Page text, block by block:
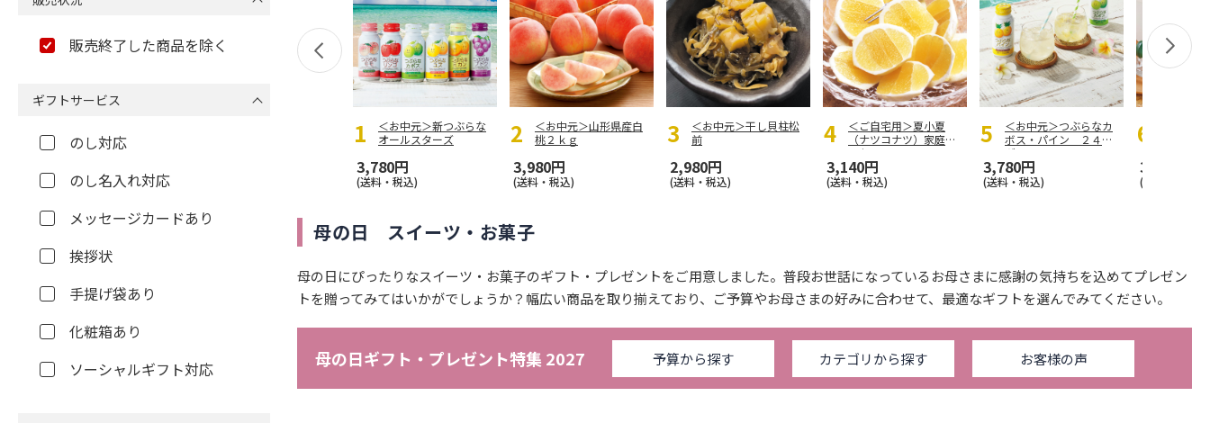
＜お中元＞新つぶらな
オールスターズ
3,780円
(送料・税込)
＜お中元＞山形県産白
桃２ｋｇ
3,980円
(送料・税込)
＜お中元＞干し貝柱松
前
2,980円
(送料・税込)
＜ご自宅用＞夏小夏
（ナツコナツ）家庭用
３ｋｇ
3,140円
(送料・税込)
＜お中元＞つぶらなカ
ボス・パイン ２４本
ギフト
3,780円
(送料・税込)
3,990円
(送料・税込)
母の日 スイーツ・お菓子
母の日にぴったりなスイーツ・お菓子のギフト・プレゼントをご用意しました。普段お世話になっているお母さまに感謝の気持ちを込めてプレゼン
トを贈ってみてはいかがでしょうか？幅広い商品を取り揃えており、ご予算やお母さまの好みに合わせて、最適なギフトを選んでみてください。
母の日ギフト・プレゼント特集 2027 予算から探す カテゴリから探す お客様の声
販売終了した商品を除く
ギフトサービス
のし対応
のし名入れ対応
メッセージカードあり
挨拶状
手提げ袋あり
化粧箱あり
ソーシャルギフト対応